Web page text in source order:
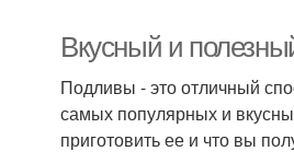
Вкусный и
Подливы - это отличный
самых популярных и
приготовить ее и что вы